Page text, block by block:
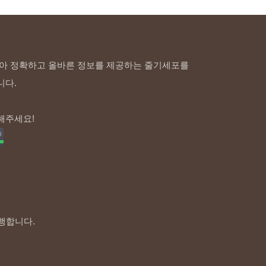
정확하고 올바른 정보를 제공하는 줄기세포를
다.
주세요!
합니다.